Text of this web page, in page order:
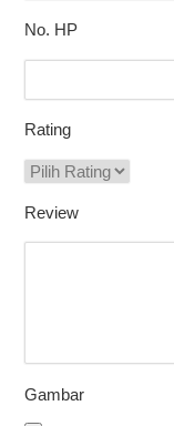
No. HP
Rating
Review
Gambar